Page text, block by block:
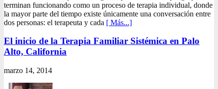
terminan funcionando como un proceso de terapia individual, donde
la mayor parte del tiempo existe únicamente una conversación entre
dos personas: el terapeuta y cada [ Más...]
El inicio de la Terapia Familiar Sistémica en Palo
Alto, California
marzo 14, 2014